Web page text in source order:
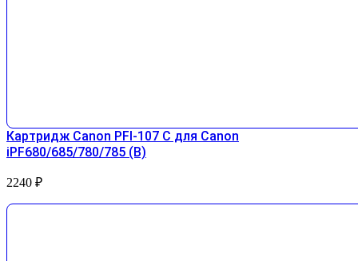
Картридж Canon PFI-107 С для Canon
iPF680/685/780/785 (B)
2240 ₽